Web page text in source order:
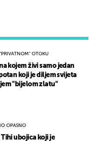
OTOKU
kojem živi samo jedan
koji je diljem svijeta
"bijelom zlatu"
OPASNO
ubojica koji je